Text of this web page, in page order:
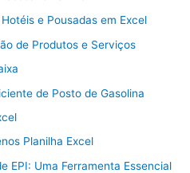
e Pousadas em Excel
de Produtos e Serviços
de Posto de Gasolina
Planilha Excel
EPI: Uma Ferramenta Essencial